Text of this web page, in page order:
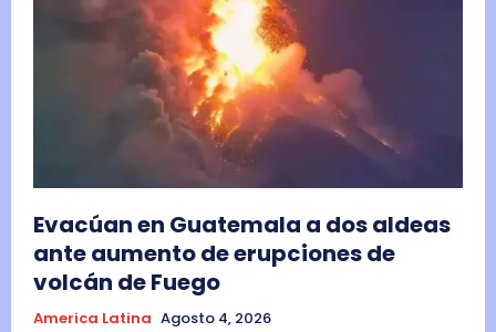
Evacúan en Guatemala a dos aldeas
ante aumento de erupciones de
volcán de Fuego
America Latina Agosto 4, 2026